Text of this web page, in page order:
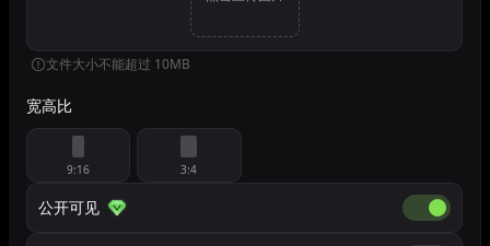
文件大小不能超过 10MB
宽高比
9:16 3:4
公开可见 公开可见